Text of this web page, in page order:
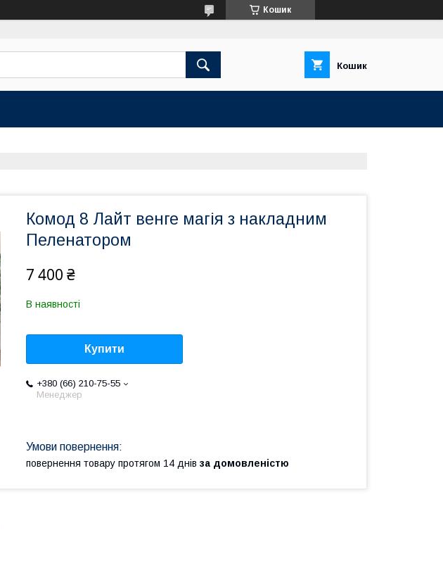
Кошик
Кошик
Комод 8 Лайт венге магія з накладним
Пеленатором
7 400 ₴
В наявності
Купити
+380 (66) 210-75-55
Менеджер
повернення товару протягом 14 днів за домовленістю